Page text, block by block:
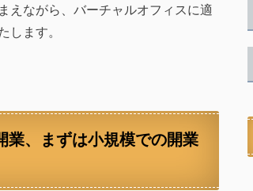
えながら、バーチャルオフィスに適
します。
業、まずは小規模での開業